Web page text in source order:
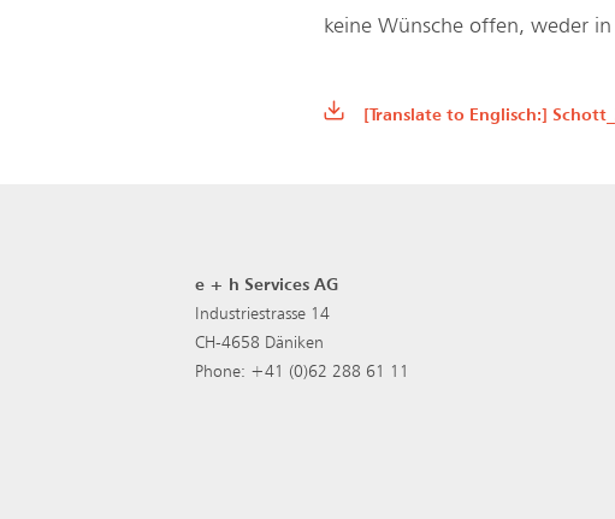
keine Wünsche offen, weder
[Translate to Englisch:]
e + h Services AG
Industriestrasse 14
CH-4658 Däniken
Phone: +41 (0)62 288 61 11